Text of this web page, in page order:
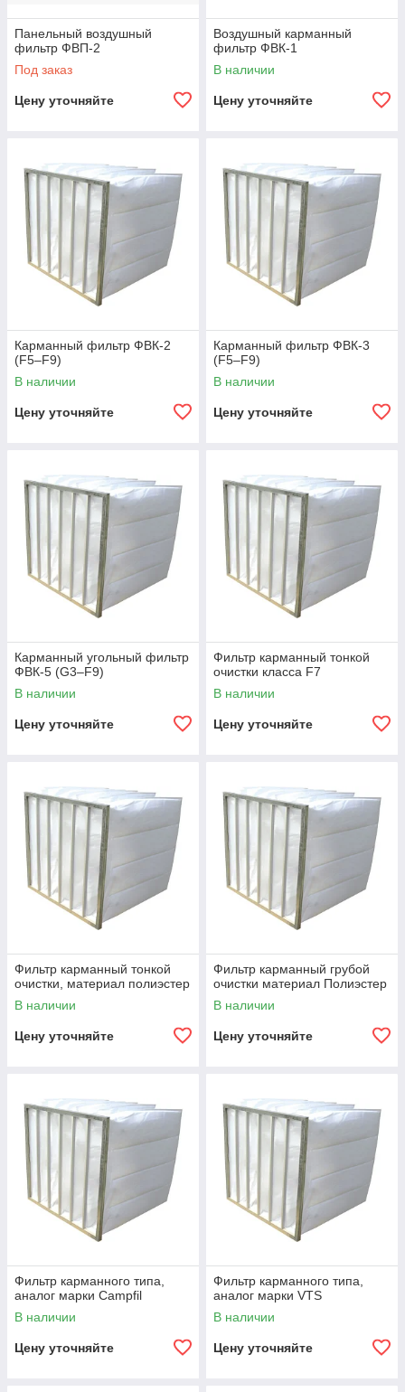
Панельный воздушный
фильтр ФВП-2
Под заказ
Цену уточняйте
Воздушный карманный
фильтр ФВК-1
В наличии
Цену уточняйте
Карманный фильтр ФВК-2
(F5–F9)
В наличии
Цену уточняйте
Карманный фильтр ФВК-3
(F5–F9)
В наличии
Цену уточняйте
Карманный угольный фильтр
ФВК-5 (G3–F9)
В наличии
Цену уточняйте
Фильтр карманный тонкой
очистки класса F7
В наличии
Цену уточняйте
Фильтр карманный тонкой
очистки, материал полиэстер
В наличии
Цену уточняйте
Фильтр карманный грубой
очистки материал Полиэстер
В наличии
Цену уточняйте
Фильтр карманного типа,
аналог марки Campfil
В наличии
Цену уточняйте
Фильтр карманного типа,
аналог марки VTS
В наличии
Цену уточняйте